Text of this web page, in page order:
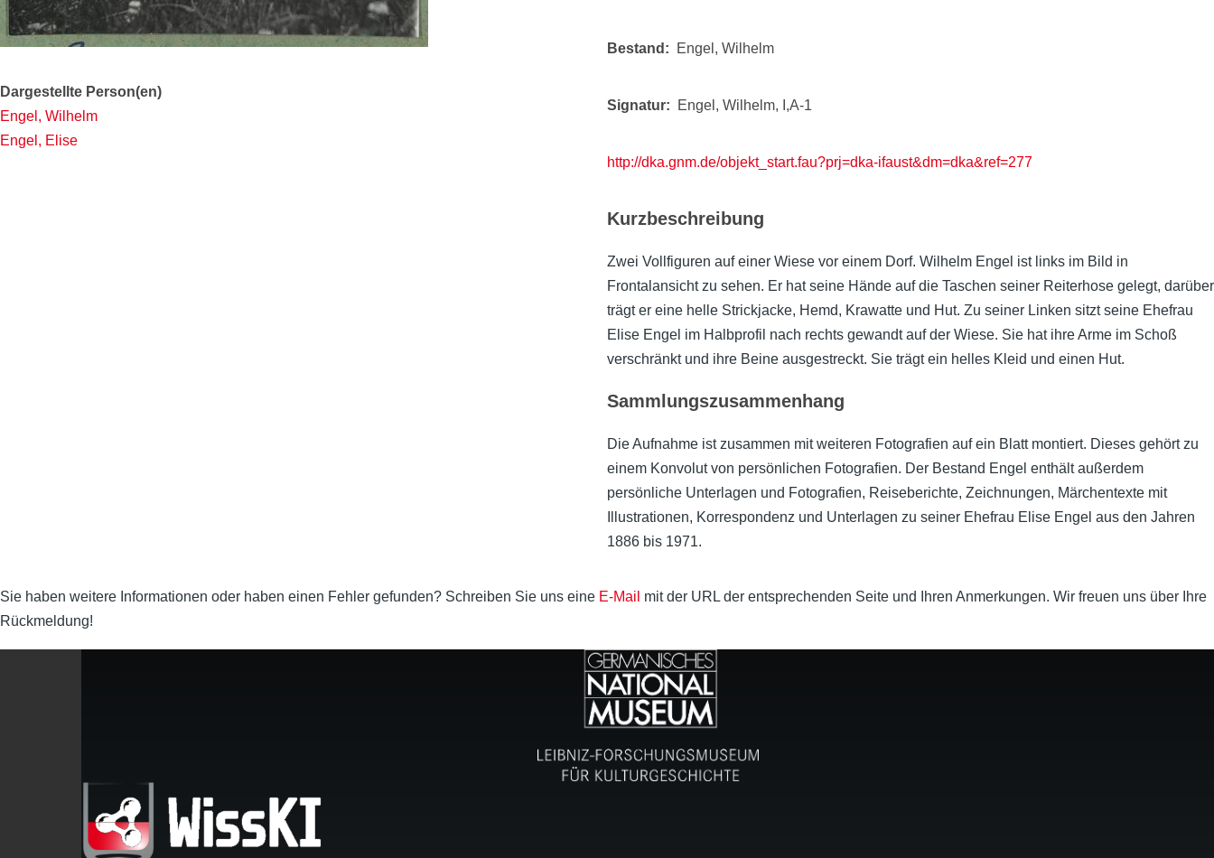
Dargestellte Person(en)
Engel, Wilhelm
Engel, Elise
Bestand Engel, Wilhelm
Signatur Engel, Wilhelm, I,A-1
http://dka.gnm.de/objekt_start.fau?prj=dka-ifaust&dm=dka&ref=277
Kurzbeschreibung
Zwei Vollfiguren auf einer Wiese vor einem Dorf. Wilhelm Engel ist links im Bild in
Frontalansicht zu sehen. Er hat seine Hände auf die Taschen seiner Reiterhose gelegt, darüber
trägt er eine helle Strickjacke, Hemd, Krawatte und Hut. Zu seiner Linken sitzt seine Ehefrau
Elise Engel im Halbprofil nach rechts gewandt auf der Wiese. Sie hat ihre Arme im Schoß
verschränkt und ihre Beine ausgestreckt. Sie trägt ein helles Kleid und einen Hut.
Sammlungszusammenhang
Die Aufnahme ist zusammen mit weiteren Fotografien auf ein Blatt montiert. Dieses gehört zu
einem Konvolut von persönlichen Fotografien. Der Bestand Engel enthält außerdem
persönliche Unterlagen und Fotografien, Reiseberichte, Zeichnungen, Märchentexte mit
Illustrationen, Korrespondenz und Unterlagen zu seiner Ehefrau Elise Engel aus den Jahren
1886 bis 1971.
Sie haben weitere Informationen oder haben einen Fehler gefunden? Schreiben Sie uns eine E-Mail mit der URL der entsprechenden Seite und Ihren Anmerkungen. Wir freuen uns über Ihre
Rückmeldung!